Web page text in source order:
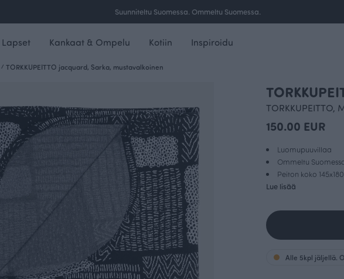
Ilmainen toimitus yli 100 € tilauksille Suomessa.
Lapset Kankaat & Ompelu Kotiin Inspiroidu
/ TORKKUPEITTO jacquard, Sarka, mustavalkoinen
TORKKUPEITTO,
150.00 EUR
Luomupuuvillaa
Ommeltu
Peiton koko
Lue lisää
Alle 5kpl jäljellä.